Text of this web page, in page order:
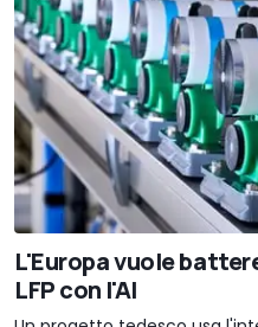
L'Europa vuole
LFP con l'AI